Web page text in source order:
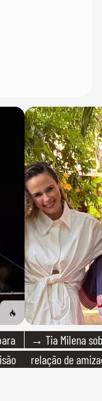
→ Tia Milena
relação de